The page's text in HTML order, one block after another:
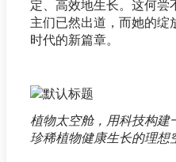
定、高效地生长。这何尝
主们已然出道，而她的绽
时代的新篇章。
植物太空舱，用科技构建
珍稀植物健康生长的理想